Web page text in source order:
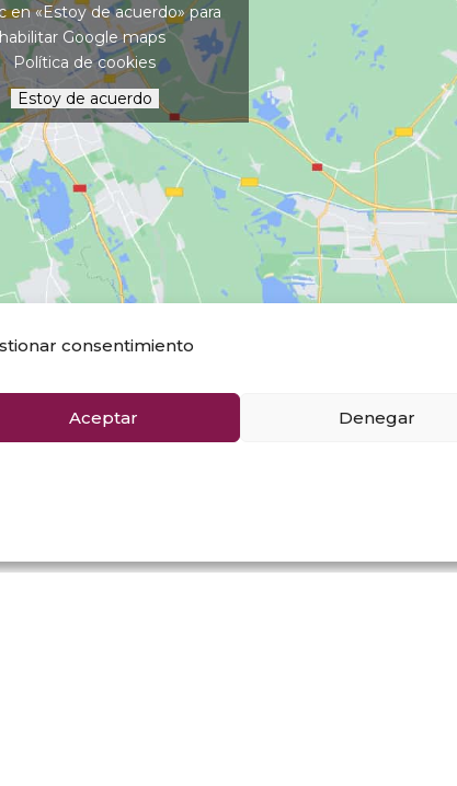
consentimiento
Aceptar Denegar
en «Estoy de acuerdo» para
habilitar Google maps
Política de cookies
Estoy de acuerdo